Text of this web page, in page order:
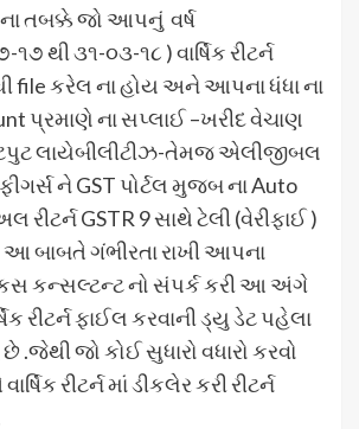
તબક્કે જો આપનું વર્ષ
થી ૩૧-૦૩-૧૮ ) વાર્ષિક રીટર્ન
file કરેલ ના હોય અને આપના ધંધા ના
પ્રમાણે ના સપ્લાઈ –ખરીદ વેચાણ
લાયેબીલીટીઝ-તેમજ એલીજીબલ
ને GST પોર્ટલ મુજબ ના Auto
GSTR 9 સાથે ટેલી (વેરીફાઈ )
આ બાબતે ગંભીરતા રાખી આપના
કન્સલ્ટન્ટ નો સંપર્ક કરી આ અંગે
રીટર્ન ફાઈલ કરવાની ડ્યુ ડેટ પહેલા
.જેથી જો કોઈ સુધારો વધારો કરવો
રીટર્ન માં ડીકલેર કરી રીટર્ન